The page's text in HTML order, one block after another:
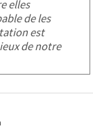
elles
de les
est
de notre